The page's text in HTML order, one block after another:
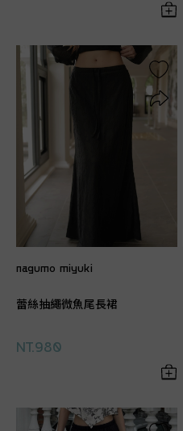
nagumo miyuki
蕾絲抽繩微魚尾長裙
NT.980